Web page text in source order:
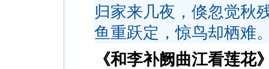
归家来几夜，倏忽觉秋
鱼重跃定，惊鸟却栖难
《和李补阙曲江看莲花